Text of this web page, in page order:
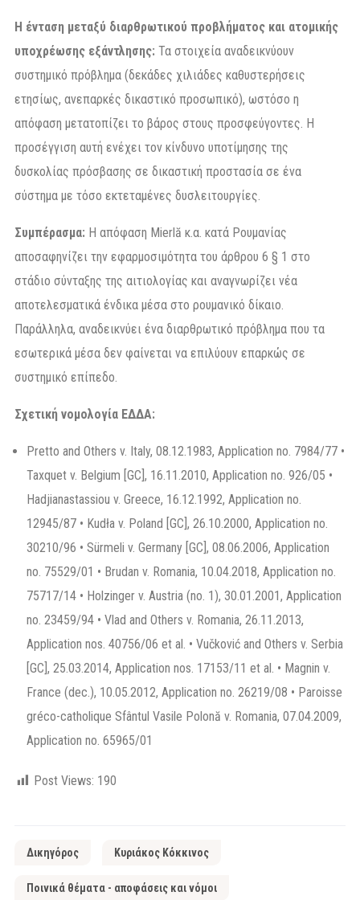
Η ένταση μεταξύ διαρθρωτικού προβλήματος και ατομικής
υποχρέωσης εξάντλησης: Τα στοιχεία αναδεικνύουν
συστημικό πρόβλημα (δεκάδες χιλιάδες καθυστερήσεις
ετησίως, ανεπαρκές δικαστικό προσωπικό), ωστόσο η
απόφαση μετατοπίζει το βάρος στους προσφεύγοντες. Η
προσέγγιση αυτή ενέχει τον κίνδυνο υποτίμησης της
δυσκολίας πρόσβασης σε δικαστική προστασία σε ένα
σύστημα με τόσο εκτεταμένες δυσλειτουργίες.
Συμπέρασμα: Η απόφαση Mierlă κ.α. κατά Ρουμανίας
αποσαφηνίζει την εφαρμοσιμότητα του άρθρου 6 § 1 στο
στάδιο σύνταξης της αιτιολογίας και αναγνωρίζει νέα
αποτελεσματικά ένδικα μέσα στο ρουμανικό δίκαιο.
Παράλληλα, αναδεικνύει ένα διαρθρωτικό πρόβλημα που τα
εσωτερικά μέσα δεν φαίνεται να επιλύουν επαρκώς σε
συστημικό επίπεδο.
Σχετική νομολογία ΕΔΔΑ:
Pretto and Others v. Italy, 08.12.1983, Application no. 7984/77 •
Taxquet v. Belgium [GC], 16.11.2010, Application no. 926/05 •
Hadjianastassiou v. Greece, 16.12.1992, Application no.
12945/87 • Kudła v. Poland [GC], 26.10.2000, Application no.
30210/96 • Sürmeli v. Germany [GC], 08.06.2006, Application
no. 75529/01 • Brudan v. Romania, 10.04.2018, Application no.
75717/14 • Holzinger v. Austria (no. 1), 30.01.2001, Application
no. 23459/94 • Vlad and Others v. Romania, 26.11.2013,
Application nos. 40756/06 et al. • Vučković and Others v. Serbia
[GC], 25.03.2014, Application nos. 17153/11 et al. • Magnin v.
France (dec.), 10.05.2012, Application no. 26219/08 • Paroisse
gréco-catholique Sfântul Vasile Polonă v. Romania, 07.04.2009,
Application no. 65965/01
Post Views: 190
Δικηγόρος Κυριάκος Κόκκινος
Ποινικά θέματα - αποφάσεις και νόμοι